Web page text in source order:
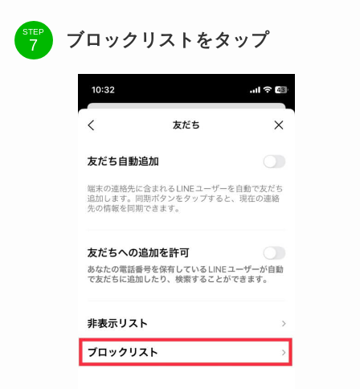
STEP ブロックリストをタップ